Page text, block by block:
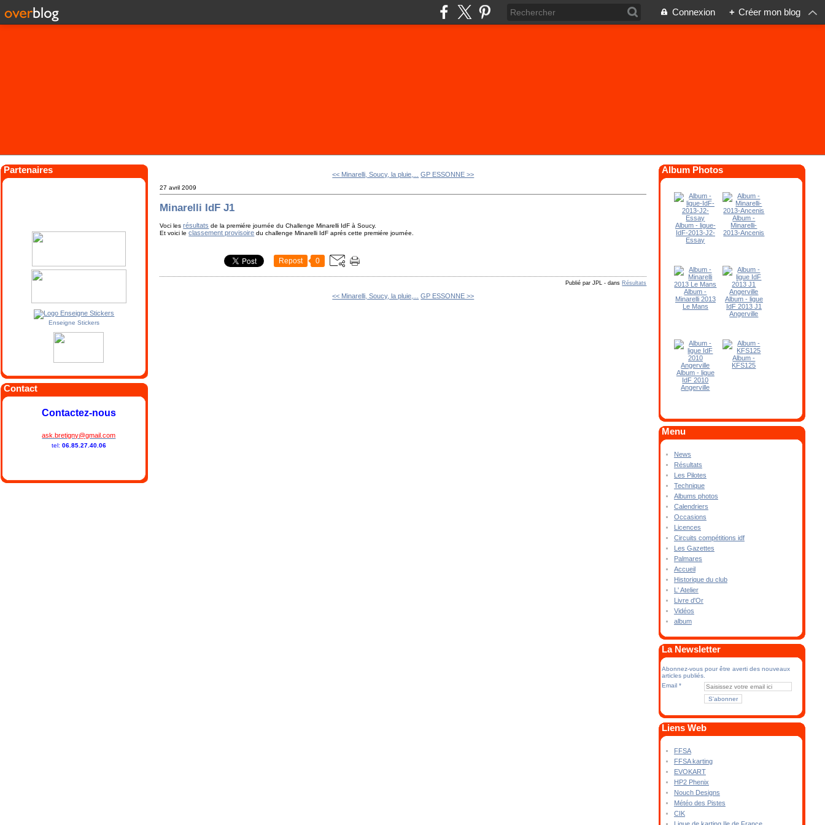
Connexion + Créer mon blog
Partenaires
Enseigne Stickers
Contact
Contactez-nous
ask.bretigny@gmail.com
tel: 06.85.27.40.06
<< Minarelli, Soucy, la pluie,... GP ESSONNE >>
27 avril 2009
Minarelli IdF J1
Voci lesrésultats de la premiére journée du Challenge Minarelli IdF à Soucy.
Et voici leclassement provisoire du challenge Minarelli IdF aprés cette premiére journée.
Repost 0
Publié par JPL - dans Résultats
<< Minarelli, Soucy, la pluie,... GP ESSONNE >>
Album Photos
Album - ligue-
IdF-2013-J2-
Essay
Album -
Minarelli-
2013-Ancenis
Album -
Minarelli 2013
Le Mans
Album - ligue
IdF 2013 J1
Angerville
Album - ligue
IdF 2010
Angerville
Album -
KFS125
Menu
News
Résultats
Les Pilotes
Technique
Albums photos
Calendriers
Occasions
Licences
Circuits compétitions idf
Les Gazettes
Palmares
Accueil
Historique du club
L' Atelier
Livre d'Or
Vidéos
album
La Newsletter
Abonnez-vous pour être averti des nouveaux
articles publiés.
Email
Liens Web
FFSA
FFSA karting
EVOKART
HP2 Phenix
Nouch Designs
Météo des Pistes
CIK